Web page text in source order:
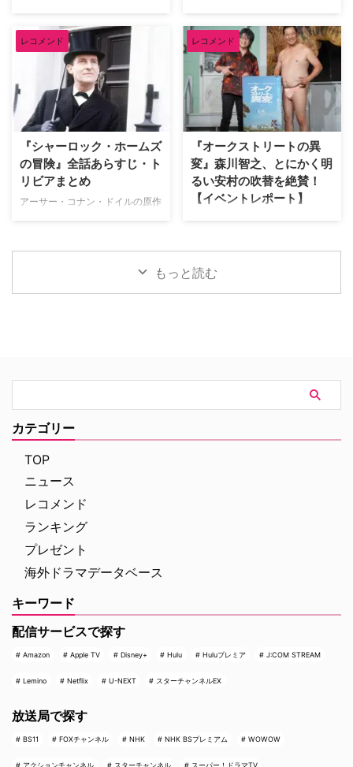
…
『スパイダーマン：ブランド・ニ
ュー・デイ』日本語吹き替え版で
ピーター・パーカー／スパイダー
マンを演じる榎木淳弥にインタビ
ュー！ 孤独を抱えながらも成長
したピーターの魅力や、ハルク、
パニッシャーたちとの掛け合い、
そして本作に込められた意味につ
いて、たっぷり語ってもらった。
記憶をなくした世界で描かれる、
ピーターの「人間ドラマ」 ――
前作『スパイダーマン：ノー・ウ
ェイ・ホーム』ではドクター・ス
ター・パーカーに関する記憶が消
『スパイダーマン：ブランド・ニ
ュー・デイ』が大ヒット上映中。
ピーターやMJ、ネッドなどシリ
ーズおなじみの顔ぶれはもちろ
ん、他作品のヒーローや原作コミ
ックスのキャラクターも多数登場
している。そこで、映画をすでに
鑑賞した人向けに、気になるキャ
ラクターについて解説しよう。 ※
本記事には『スパイダーマン：ブ
ランド・ニュー・デイ』のネタバ
レが含まれます。 アベンジャー
ズでおなじみバナー博士が登場！
み、天才物理化学者のブルース・
レコメンド
『シャーロック・ホームズ
の冒険』全話あらすじ・ト
リビアまとめ
アーサー・コナン・ドイルの原作
年まで放送された名作ドラマ『シ
のうち、ドラマ化された全41話
の原作の発表・収録と大きく順番
が異なる本作。そうしたシャッフ
ルに加えて、あらすじや見どこ
ろ、キャストの経歴（その後 …
レコメンド
『オークストリートの異
変』森川智之、とにかく明
るい安村の吹替を絶賛！
【イベントレポート】
J.J.エイブラムス製作の最新作映
8月14日（金）より日米同時公開
される。本作の公開を記念し、7
月29日（水）にパシフィコ横浜
「ヨコハマ恐竜展2026」内にて
いやアフレコ裏話をたっぷりと語
った熱気あふれるイベントの模様
ラノサウルスの前で恐竜トーク
もっと読む
カテゴリー
TOP
ニュース
レコメンド
ランキング
プレゼント
海外ドラマデータベース
キーワード
配信サービスで探す
Amazon Apple TV Disney+ Hulu Huluプレミア J:COM STREAM
Lemino Netflix U-NEXT スターチャンネルEX
放送局で探す
BS11 FOXチャンネル NHK NHK BSプレミアム WOWOW
アクションチャンネル スターチャンネル スーパー！ドラマTV